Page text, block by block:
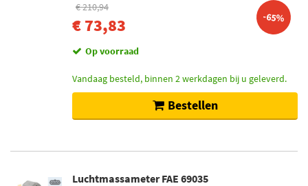
€ 210,94
€ 73,83 -65%
Op voorraad
Vandaag besteld, binnen 2 werkdagen bij u geleverd.
Bestellen
Luchtmassameter FAE 69035